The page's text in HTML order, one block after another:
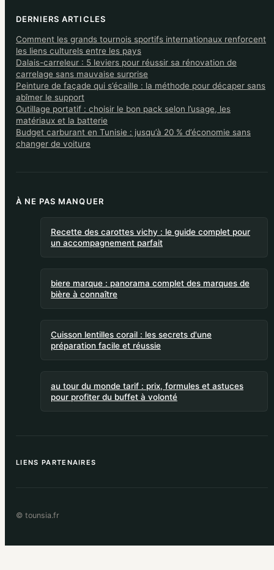
DERNIERS ARTICLES
Comment les grands tournois sportifs internationaux renforcent
les liens culturels entre les pays
Dalais-carreleur : 5 leviers pour réussir sa rénovation de
carrelage sans mauvaise surprise
Peinture de façade qui s’écaille : la méthode pour décaper sans
abîmer le support
Outillage portatif : choisir le bon pack selon l’usage, les
matériaux et la batterie
Budget carburant en Tunisie : jusqu’à 20 % d’économie sans
changer de voiture
À NE PAS MANQUER
Recette des carottes vichy : le guide complet pour
un accompagnement parfait
biere marque : panorama complet des marques de
bière à connaître
Cuisson lentilles corail : les secrets d'une
préparation facile et réussie
au tour du monde tarif : prix, formules et astuces
pour profiter du buffet à volonté
LIENS PARTENAIRES
© tounsia.fr